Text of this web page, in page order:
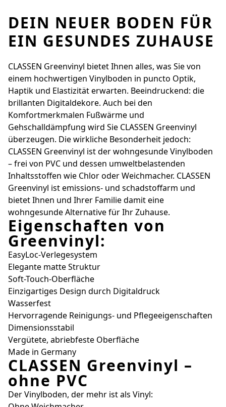
DEIN NEUER BODEN FÜR
EIN GESUNDES ZUHAUSE
CLASSEN Greenvinyl bietet Ihnen alles, was Sie von
einem hochwertigen Vinylboden in ­puncto Optik,
Haptik und Elastizität erwarten. Beeindruckend: die
brillanten Digital­dekore. Auch bei den
Komfortmerkmalen Fußwärme und
Gehschalldämpfung wird Sie ­CLASSEN Greenvinyl
überzeugen. Die wirkliche ­Besonderheit jedoch:
CLASSEN Greenvinyl ist der wohngesunde Vinylboden
– frei von PVC und dessen umwelt­belastenden
Inhaltsstoffen wie Chlor oder Weichmacher. CLASSEN
Greenvinyl ist emissions- und schadstoffarm und
bietet Ihnen und Ihrer Familie damit eine
wohngesunde Alternative für Ihr Zuhause.
Eigenschaften von
Greenvinyl:
EasyLoc-Verlegesystem
Elegante matte Struktur
Soft-Touch-Oberfläche
Einzigartiges Design durch Digitaldruck
Wasserfest
Hervorragende Reinigungs- und Pflegeeigenschaften
Dimensionsstabil
Vergütete, abriebfeste Oberfläche
Made in Germany
CLASSEN Greenvinyl –
ohne PVC
Der Vinylboden, der mehr ist als Vinyl: